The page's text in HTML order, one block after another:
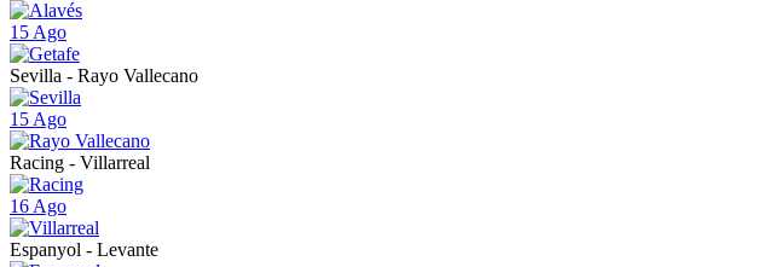
15 Ago
Sevilla - Rayo Vallecano
15 Ago
Racing - Villarreal
16 Ago
Espanyol - Levante